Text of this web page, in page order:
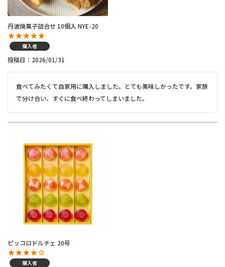
丹波焼菓子詰合せ 10個入 NYE-20
購入者
投稿日 2026/01/31
食べてみたくて自家用に購入しました。とても美味しかったです。家族
で分け合い、すぐに食べ終わってしまいました。
ピッコロドルチェ 20号
購入者